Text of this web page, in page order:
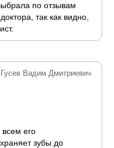
по отзывам
так как видно,
Вадим Дмитриевич
его
зубы до